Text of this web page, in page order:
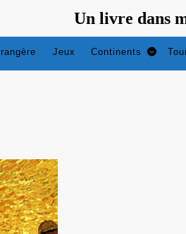
Un livre dans
Jeux Continents